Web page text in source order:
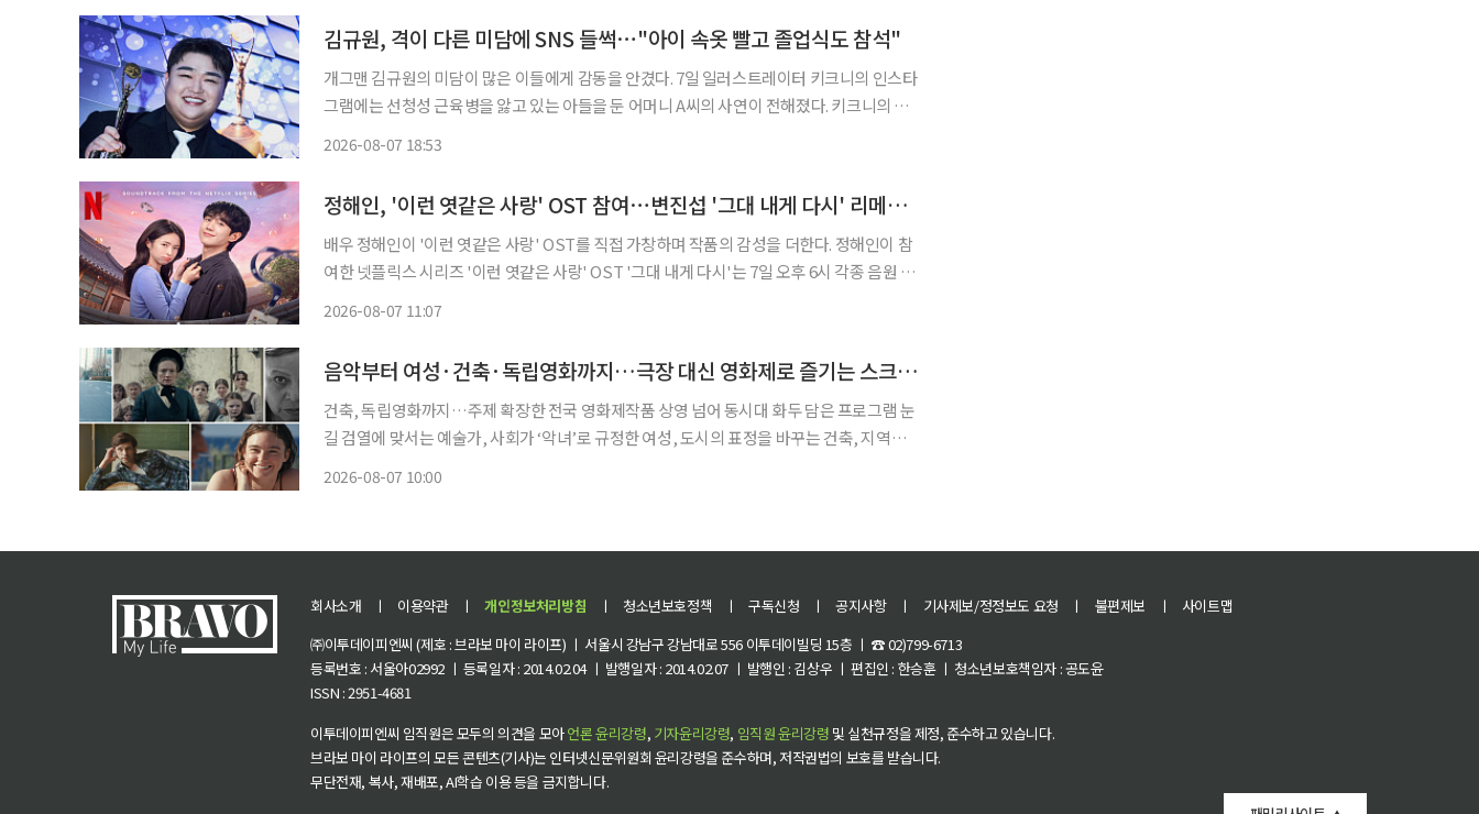
김규원, 격이 다른 미담에 SNS 들썩⋯"아이 속옷 빨고 졸업식도 참석"
개그맨 김규원의 미담이 많은 이들에게 감동을 안겼다. 7일 일러스트레이터 키크니의 인스타
그램에는 선청성 근육병을 앓고 있는 아들을 둔 어머니 A씨의 사연이 전해졌다. 키크니의 그
2026-08-07 18:53
정해인, '이런 엿같은 사랑' OST 참여⋯변진섭 '그대 내게 다시' 리메이크
배우 정해인이 '이런 엿같은 사랑' OST를 직접 가창하며 작품의 감성을 더한다. 정해인이 참
여한 넷플릭스 시리즈 '이런 엿같은 사랑' OST '그대 내게 다시'는 7일 오후 6시 각종 음원 플
2026-08-07 11:07
음악부터 여성·건축·독립영화까지…극장 대신 영화제로 즐기는 스크린 여행[주말&]
건축, 독립영화까지…주제 확장한 전국 영화제작품 상영 넘어 동시대 화두 담은 프로그램 눈
길 검열에 맞서는 예술가, 사회가 ‘악녀’로 규정한 여성, 도시의 표정을 바꾸는 건축, 지역에서
2026-08-07 10:00
회사소개 ㅣ 이용약관 ㅣ 개인정보처리방침 ㅣ 청소년보호정책 ㅣ 구독신청 ㅣ 공지사항 ㅣ 기사제보/정정보도 요청 ㅣ 불편제보 ㅣ
사이트맵
㈜이투데이피엔씨 (제호 : 브라보 마이 라이프) ㅣ 서울시 강남구 강남대로 556 이투데이빌딩 15층 ㅣ ☎ 02)799-6713
등록번호 : 서울아02992 ㅣ 등록일자 : 2014.02.04 ㅣ 발행일자 : 2014.02.07 ㅣ 발행인 : 김상우 ㅣ 편집인 : 한승훈 ㅣ 청소년보호책임자 : 공도윤
ISSN : 2951-4681
이투데이피엔씨 임직원은 모두의 의견을 모아언론 윤리강령, 기자윤리강령, 임직원 윤리강령 및 실천규정을 제정, 준수하고 있습니다.
브라보 마이 라이프의 모든 콘텐츠(기사)는 인터넷신문위원회 윤리강령을 준수하며, 저작권법의 보호를 받습니다.
무단전재, 복사, 재배포, AI학습 이용 등을 금지합니다.